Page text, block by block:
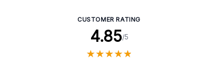
CUSTOMER RATING
4.85/5
★★★★★
★★★★★